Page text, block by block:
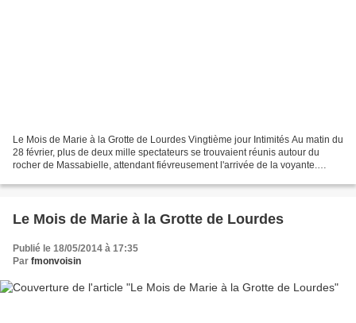
Le Mois de Marie à la Grotte de Lourdes Vingtième jour Intimités Au matin du
28 février, plus de deux mille spectateurs se trouvaient réunis autour du
rocher de Massabielle, attendant fiévreusement l'arrivée de la voyante.
Le Mois de Marie à la Grotte de Lourdes
Publié le 18/05/2014 à 17:35
Par fmonvoisin